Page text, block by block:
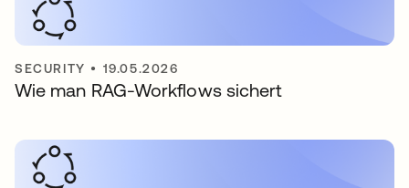
SECURITY • 19.05.2026
Wie man RAG-Workflows sichert